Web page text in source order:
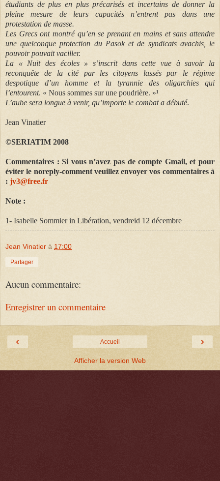
étudiants de plus en plus précarisés et incertains de donner la
pleine mesure de leurs capacités n’entrent pas dans une
protestation de masse.
Les Grecs ont montré qu’en se prenant en mains et sans attendre
une quelconque protection du Pasok et de syndicats avachis, le
pouvoir pouvait vaciller.
La « Nuit des écoles » s’inscrit dans cette vue à savoir la
reconquête de la cité par les citoyens lassés par le régime
despotique d’un homme et la tyrannie des oligarchies qui
l’entourent. « Nous sommes sur une poudrière. »¹
L’aube sera longue à venir, qu’importe le combat a débuté.
Jean Vinatier
©SERIATIM 2008
Commentaires : Si vous n’avez pas de compte Gmail, et pour
éviter le noreply-comment veuillez envoyer vos commentaires à
: jv3@free.fr
Note :
1- Isabelle Sommier in Libération, vendreid 12 décembre
Jean Vinatier à 17:00
Partager
Aucun commentaire:
Enregistrer un commentaire
‹ ›
Accueil
Afficher la version Web